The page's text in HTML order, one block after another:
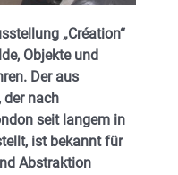
„Création“
Objekte und
Der aus
der nach
seit langem in
ist bekannt für
Abstraktion